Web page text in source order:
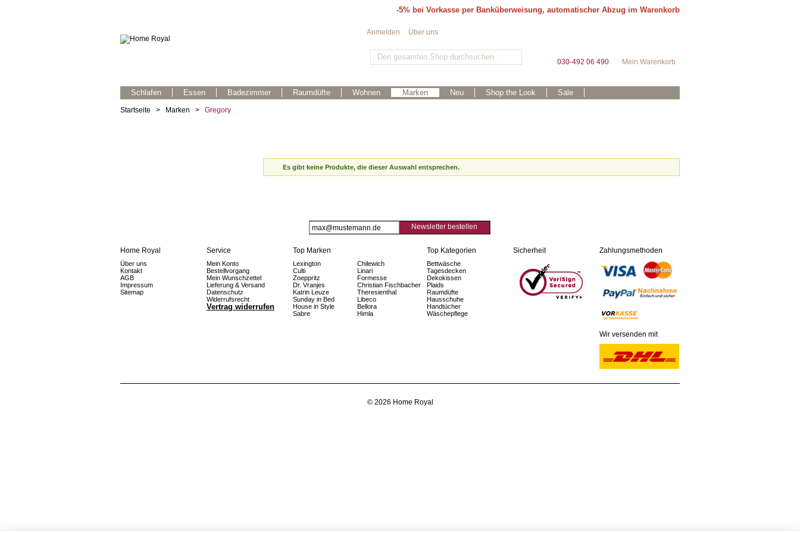
-5% bei Vorkasse per Banküberweisung, automatischer Abzug im Warenkorb
Mein Warenkorb
030-492 06 490
Schlafen Essen Badezimmer Raumdüfte Wohnen Marken Neu Shop the Look Sale
Anmelden Über uns
Startseite > Marken > Gregory
Es gibt keine Produkte, die dieser Auswahl entsprechen.
Newsletter bestellen
Home Royal
Über uns
Kontakt
AGB
Impressum
Sitemap
Service
Mein Konto
Bestellvorgang
Mein Wunschzettel
Lieferung & Versand
Datenschutz
Widerrufsrecht
Vertrag widerrufen
Top Marken
Lexington
Chilewich
Culti
Linari
Zoeppritz
Formesse
Dr. Vranjes
Christian Fischbacher
Katrin Leuze
Theresienthal
Sunday in Bed
Libeco
House in Style
Bellora
Sabre
Himla
Top Kategorien
Bettwäsche
Tagesdecken
Dekokissen
Plaids
Raumdüfte
Hausschuhe
Handtücher
Wäschepflege
Sicherheit Zahlungsmethoden
Wir versenden mit
© 2026 Home Royal